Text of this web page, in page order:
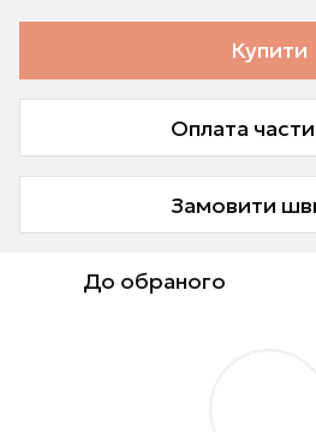
Купити
Оплата
Замовити
До обраного